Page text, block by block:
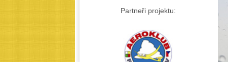
Partneři projektu: